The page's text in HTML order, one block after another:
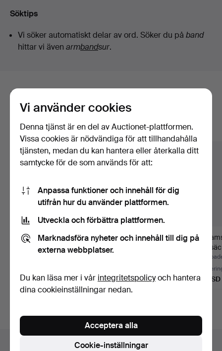
Söktips
Vi söker automatiskt delar av ord. Söker du på band
hittar vi även armbandsur.
Här är föremål från vårt arkiv som
matchar din sökning
Visa alla föremål
Två flaskor vin med
årgång 70.
41 USD
VEGA-SICILIA
VALBUENA 5: e ÅRET.
93 USD
med…
81 USD
Sidfotsnavigation
Vi använder cookies
Denna tjänst är en del av Auctionet-plattformen.
Vissa cookies är nödvändiga för att tillhandahålla
tjänsten, medan du kan hantera eller återkalla ditt
samtycke för de som används för att:
Anpassa funktioner och innehåll för dig
utifrån hur du använder plattformen.
Utveckla och förbättra plattformen.
Marknadsföra nyheter och innehåll till dig på
externa webbplatser.
Du kan läsa mer i vår integritetspolicyoch hantera
dina cookieinställningar nedan.
Cookie-inställningar
Acceptera alla